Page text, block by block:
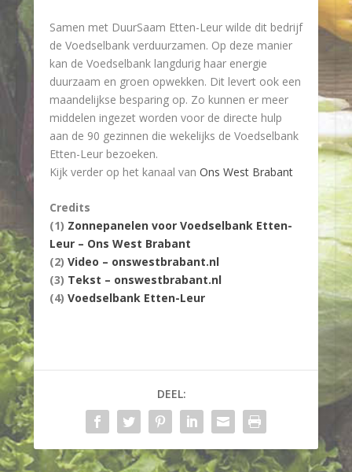
Samen met DuurSaam Etten-Leur wilde dit bedrijf
de Voedselbank verduurzamen. Op deze manier
kan de Voedselbank langdurig haar energie
duurzaam en groen opwekken. Dit levert ook een
maandelijkse besparing op. Zo kunnen er meer
middelen ingezet worden voor de directe hulp
aan de 90 gezinnen die wekelijks de Voedselbank
Etten-Leur bezoeken.
Kijk verder op het kanaal van Ons West Brabant
Credits
(1) Zonnepanelen voor Voedselbank Etten-
Leur – Ons West Brabant
(2) Video – onswestbrabant.nl
(3) Tekst – onswestbrabant.nl
(4) Voedselbank Etten-Leur
DEEL: